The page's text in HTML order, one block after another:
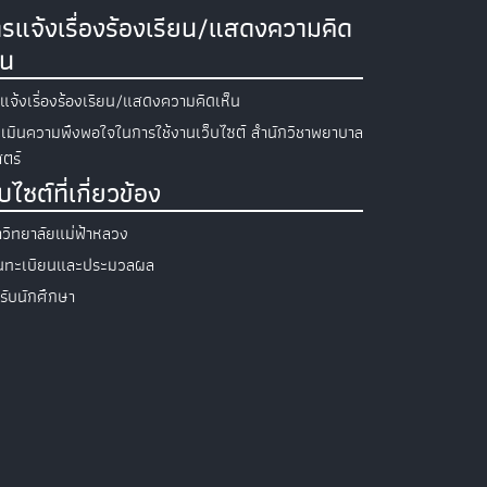
แจ้งเรื่องร้องเรียน/แสดงความคิด
จ้งเรื่องร้องเรียน/แสดงความคิดเห็น
มินความพึงพอใจในการใช้งานเว็บไซต์ สำนักวิชาพยาบาล
ร์
ไซต์ที่เกี่ยวข้อง
ทยาลัยแม่ฟ้าหลวง
ะเบียนและประมวลผล
บนักศึกษา